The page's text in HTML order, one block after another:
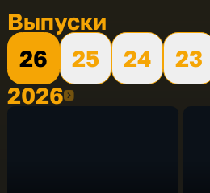
Выпуски
26
25 24 23
20262026